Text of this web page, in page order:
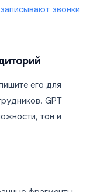
записывают звонки
его для
GPT
тон и